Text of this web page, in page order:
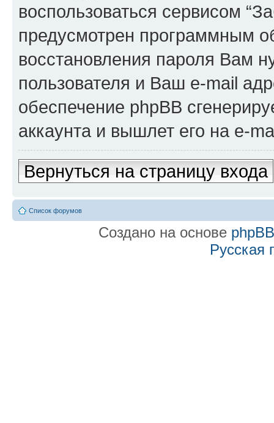
воспользоваться сервисом
предусмотрен программным
восстановления пароля Вам
пользователя и Ваш e-mail
обеспечение phpBB
аккаунта и вышлет его на e-
Вернуться на страницу входа
Список форумов
Создано на основе phpBB
Русская